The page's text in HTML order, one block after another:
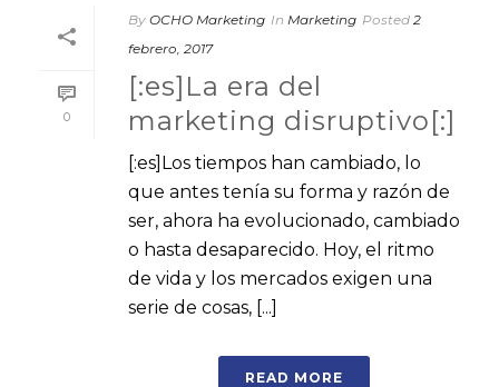
0
By OCHO Marketing In Marketing Posted 2
febrero, 2017
[:es]La era del
marketing disruptivo[:]
[:es]Los tiempos han cambiado, lo
que antes tenía su forma y razón de
ser, ahora ha evolucionado, cambiado
o hasta desaparecido. Hoy, el ritmo
de vida y los mercados exigen una
serie de cosas, [...]
READ MORE